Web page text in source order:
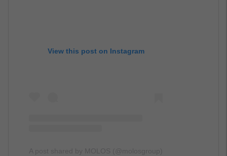
View this post on Instagram